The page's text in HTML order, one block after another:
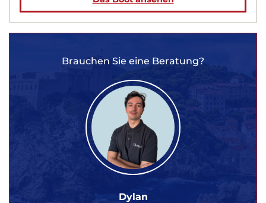
Brauchen Sie eine Beratung?
Dylan